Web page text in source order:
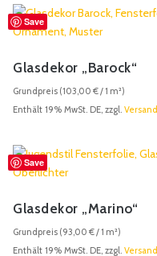
Save
Glasdekor „Barock“
Grundpreis (103,00 €/ 1 m²)
Enthält 19% MwSt. DE, zzgl. Versand
Save
Glasdekor „Marino“
Grundpreis (93,00 €/ 1 m²)
Enthält 19% MwSt. DE, zzgl. Versand